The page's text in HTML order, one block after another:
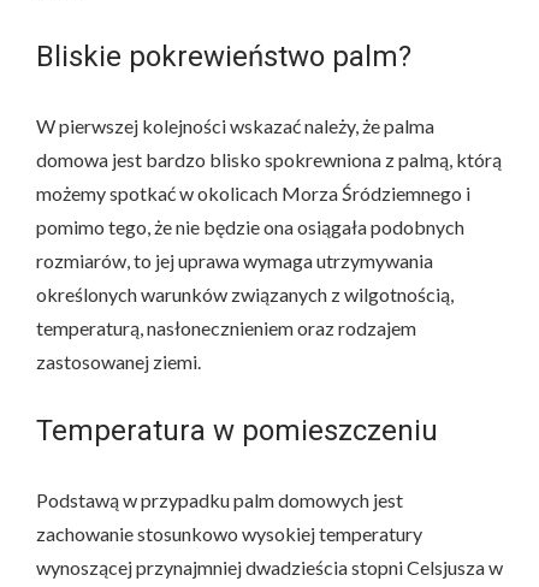
Bliskie pokrewieństwo palm?
W pierwszej kolejności wskazać należy, że palma
domowa jest bardzo blisko spokrewniona z palmą, którą
możemy spotkać w okolicach Morza Śródziemnego i
pomimo tego, że nie będzie ona osiągała podobnych
rozmiarów, to jej uprawa wymaga utrzymywania
określonych warunków związanych z wilgotnością,
temperaturą, nasłonecznieniem oraz rodzajem
zastosowanej ziemi.
Temperatura w pomieszczeniu
Podstawą w przypadku palm domowych jest
zachowanie stosunkowo wysokiej temperatury
wynoszącej przynajmniej dwadzieścia stopni Celsjusza w